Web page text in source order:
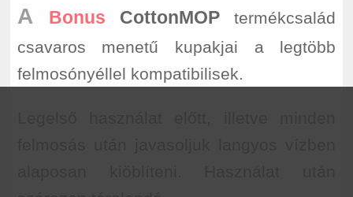
A Bonus CottonMOPtermékcsalád
csavaros menetű kupakjai a legtöbb
felmosónyéllel kompatibilisek.